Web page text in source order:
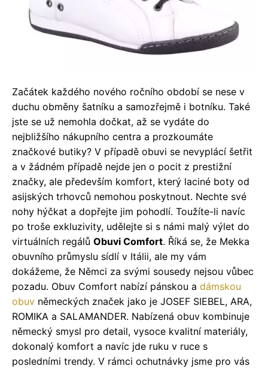
Začátek každého nového ročního období se nese v
duchu obměny šatníku a samozřejmě i botníku. Také
jste se už nemohla dočkat, až se vydáte do
nejbližšího nákupního centra a prozkoumáte
značkové butiky? V případě obuvi se nevyplácí šetřit
a v žádném případě nejde jen o pocit z prestižní
značky, ale především komfort, který laciné boty od
asijských trhovců nemohou poskytnout. Nechte své
nohy hýčkat a dopřejte jim pohodlí. Toužíte-li navíc
po troše exkluzivity, udělejte si s námi malý výlet do
virtuálních regálů Obuvi Comfort. Říká se, že Mekka
obuvního průmyslu sídlí v Itálii, ale my vám
dokážeme, že Němci za svými sousedy nejsou vůbec
pozadu. Obuv Comfort nabízí pánskou a dámskou
obuv německých značek jako je JOSEF SIEBEL, ARA,
ROMIKA a SALAMANDER. Nabízená obuv kombinuje
německý smysl pro detail, vysoce kvalitní materiály,
dokonalý komfort a navíc jde ruku v ruce s
posledními trendy. V rámci ochutnávky jsme pro vás